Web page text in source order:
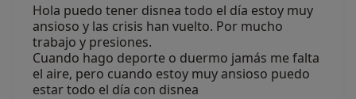
Hola puedo tener disnea todo el día estoy muy
ansioso y las crisis han vuelto. Por mucho
trabajo y presiones.
Cuando hago deporte o duermo jamás me falta
el aire, pero cuando estoy muy ansioso puedo
estar todo el día con disnea